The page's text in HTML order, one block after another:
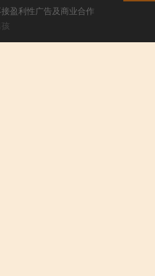
盈利性广告及商业合作